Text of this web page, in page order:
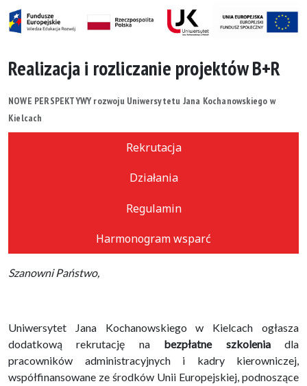
Realizacja i rozliczanie projektów B+R
NOWE PERSPEKTYWY rozwoju Uniwersytetu Jana Kochanowskiego w
Kielcach
Rekrutacja
Działania
Regulamin
Harmonogram wsparć
Szanowni Państwo,
Uniwersytet Jana Kochanowskiego w Kielcach ogłasza
dodatkową rekrutację na bezpłatne szkoleniadla
pracowników administracyjnych i kadry kierowniczej,
współfinansowane ze środków Unii Europejskiej, podnoszące